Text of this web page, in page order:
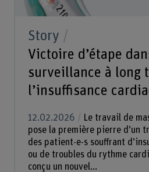
Story
Victoire d’étape
surveillance à long
l’insuffisance
12.02.2026
Le travail de
pose la première pierre d’un
des patient-e-s souffrant
ou de troubles du rythme
conçu un nouvel...